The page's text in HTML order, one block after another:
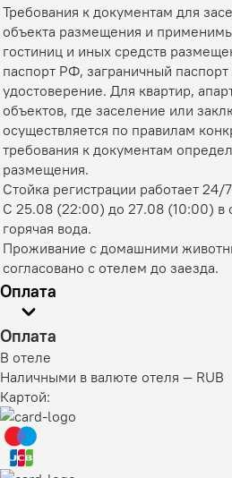
Требования к документам для
объекта размещения и
гостиниц и иных средств
паспорт РФ, заграничный
удостоверение. Для квартир,
объектов, где заселение или
осуществляется по правилам
требования к документам
размещения.
Стойка регистрации работает 24/
С 25.08 (22:00) до 27.08 (10:00) в
горячая вода.
Проживание с домашними
согласовано с отелем до заезда.
Оплата
Оплата
В отеле
Наличными в валюте отеля — RUB
Картой: